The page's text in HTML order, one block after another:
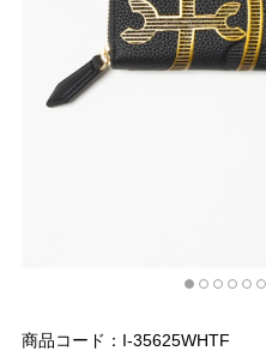
商品コード：I-35625WHTF